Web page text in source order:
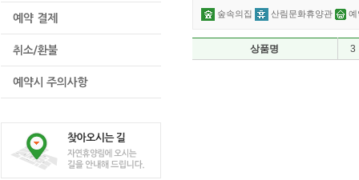
숲속의집 산림문화휴양관 예
상품명 3